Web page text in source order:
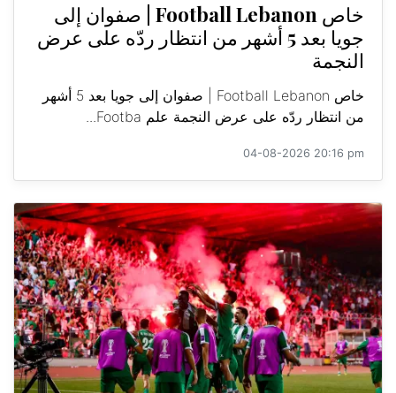
خاص Football Lebanon | صفوان إلى
جويا بعد 5 أشهر من انتظار ردّه على عرض
النجمة
خاص Football Lebanon | صفوان إلى جويا بعد 5 أشهر
من انتظار ردّه على عرض النجمة علم Footba...
04-08-2026 20:16 pm